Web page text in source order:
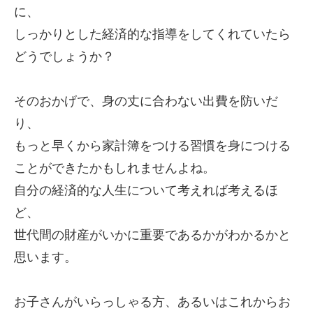
に、
しっかりとした経済的な指導をしてくれていたら
どうでしょうか？
そのおかげで、身の丈に合わない出費を防いだ
り、
もっと早くから家計簿をつける習慣を身につける
ことができたかもしれませんよね。
自分の経済的な人生について考えれば考えるほ
ど、
世代間の財産がいかに重要であるかがわかるかと
思います。
お子さんがいらっしゃる方、あるいはこれからお